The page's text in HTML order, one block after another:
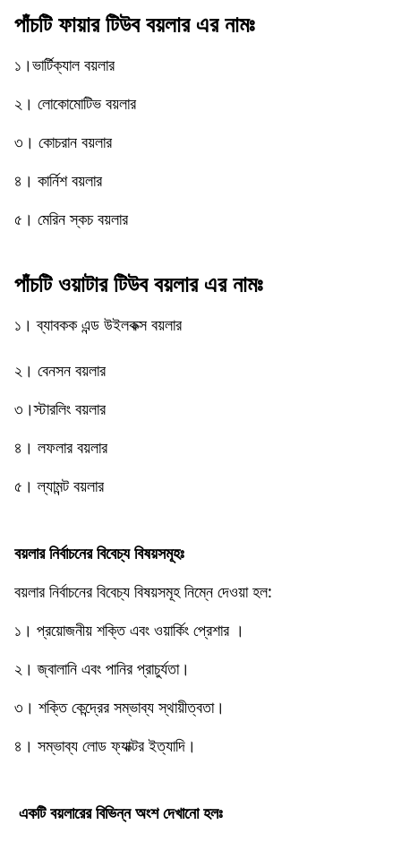
পাঁচটি ফায়ার টিউব বয়লার এর নামঃ
১।ভার্টিক্যাল বয়লার
২। লোকোমোটিভ বয়লার
৩। কোচরান বয়লার
৪। কার্নিশ বয়লার
৫। মেরিন স্কচ বয়লার
পাঁচটি ওয়াটার টিউব বয়লার এর নামঃ
১। ব্যাবকক এন্ড উইলকক্স বয়লার
২। বেনসন বয়লার
৩।স্টারলিং বয়লার
৪। লফলার বয়লার
৫। ল্যামন্ট বয়লার
বয়লার নির্বাচনের বিবেচ্য বিষয়সমূহঃ
বয়লার নির্বাচনের বিবেচ্য বিষয়সমূহ নিম্নে দেওয়া হল:
১। প্রয়ােজনীয় শক্তি এবং ওয়ার্কিং প্রেশার ।
২। জ্বালানি এবং পানির প্রাচুর্যতা।
৩। শক্তি কেন্দ্রের সম্ভাব্য স্থায়ীত্বতা।
৪। সম্ভাব্য লােড ফ্যাক্টর ইত্যাদি।
একটি বয়লারের বিভিন্ন অংশ দেখানো হলঃ